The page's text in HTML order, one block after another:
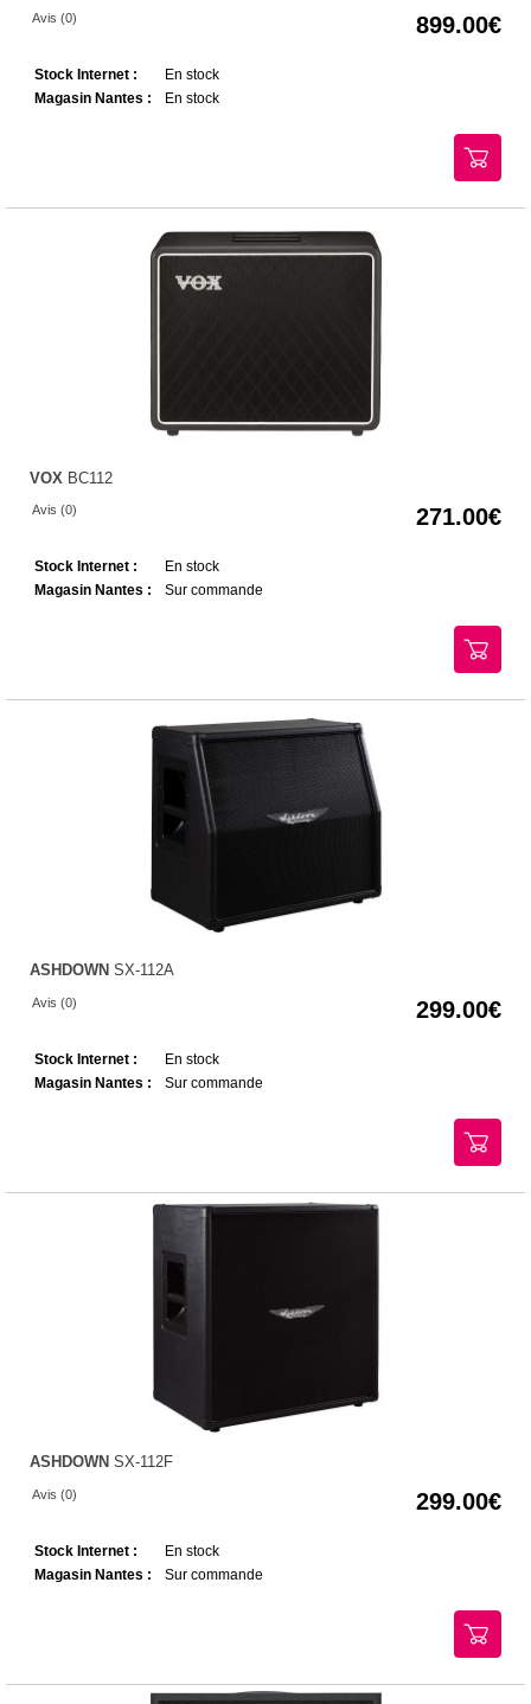
Avis (0) 899.00
Stock Internet :
En stock
Magasin Nantes :
En stock
VOX BC112
Avis (0) 271.00
Stock Internet :
En stock
Magasin Nantes :
Sur commande
ASHDOWN SX-112A
Avis (0) 299.00
Stock Internet :
En stock
Magasin Nantes :
Sur commande
ASHDOWN SX-112F
Avis (0) 299.00
Stock Internet :
En stock
Magasin Nantes :
Sur commande